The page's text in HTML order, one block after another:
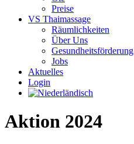
Preise
VS Thaimassage
Räumlichkeiten
Über Uns
Gesundheitsförderung
Jobs
Aktuelles
Login
Aktion 2024